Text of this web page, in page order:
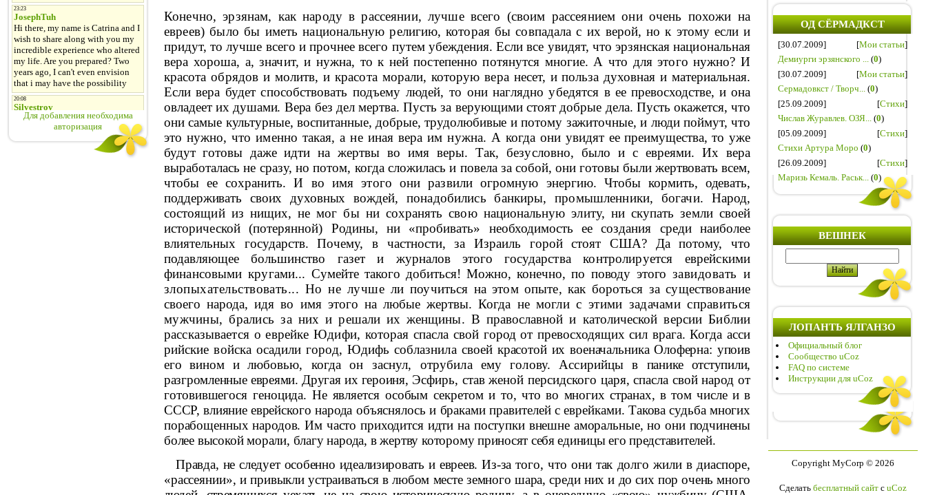
Для добавления необходима
авторизация
Конечно, эрзянам, как народу в рассеянии, лучше всего (своим рассеянием они очень похожи на
евреев) было бы иметь национальную религию, которая бы совпадала с ихверой, но к этому если и
придут, то лучше всего и прочнее всего путем убеждения. Если все увидят, что эрзянскаянациональная
вера хороша, а, значит, и нужна, то к ней по­степенно потянутся многие. А что для этого нужно? И
красота обрядов и молитв, и красота морали, которую вера не­сет, и польза духовная и материальная.
Если вера будетспособствовать подъему людей, то они наглядно убедятся вее превосходстве, и она
овладеет их душами. Вера без дел мертва.Пусть за верующими стоят добрые дела. Пусть ока­жется, что
они самые культурные, воспитанные, добрые, трудолюбивые и потому зажиточные, и люди поймут, что
это нужно, что именно такая, а не иная вера им нужна. А когдаони увидят ее преимущества, то уже
будут готовы даже идти на жертвы во имя веры. Так, безусловно, было и с евреями.Их вера
выработалась не сразу, но потом, когда сложилась и повела за собой, они готовы были жертвовать всем,
чтобы ее сохранить. И во имя этого они развили огромную энергию.Чтобы кормить, одевать,
поддерживать своих духовных вож­дей, понадобились банкиры, промышленники, богачи. На­род,
состоящий из нищих, не мог бы ни сохранять свою на­циональную элиту, ни скупать земли своей
исторической(потерянной) Родины, ни «пробивать» необходимость ее со­здания среди наиболее
влиятельных государств. Почему, в частности, за Израиль горой стоят США? Да потому, что
подавляющее большинство газет и журналов этого государ­ства контролируется еврейскими
финансовыми кругами...Сумейте такого добиться! Можно, конечно, по поводу этого завидовать и
злопыхательствовать... Но не лучше липоучиться на этом опыте, как бороться за существование
своего народа, идя во имя этого на любые жертвы. Когда не могли с этими задачами справиться
мужчины, брались заних и решали их женщины. В православной и католическойверсии Библии
рассказывается о еврейке Юдифи, котораяспасла свой город от превосходящих сил врага. Когда асси­
рийские войска осадили город, Юдифь соблазнила своей красотой их военачальника Олоферна: упоив
его вином и любовью, когда он заснул, отрубила ему голову. Ассирийцы в панике отступили,
разгромленные евреями. Другая их героиня, Эсфирь, став женой персидского царя, спасла свой народ от
готовившегося геноцида. Не является особым секретом и то,что во многих странах, в том числе и в
СССР, влияние еврейс­кого народа объяснялось и браками правителей с еврейками. Такова судьба многих
порабощенных народов. Им часто при­ходится идти на поступки внешне аморальные, но они подчи­нены
более высокой морали, благу народа, в жертву которомуприносят себя единицы его представителей.
Правда, не следует особенно идеализировать и евреев. Из-затого, что они так долго жили в диаспоре,
«рассеянии», и при­выкли устраиваться в любом месте земного шара, среди них и до сих пор очень много
ОД СЁРМАДКСТ
[30.07.2009] [Мои статьи]
Демиурги эрзянского ... (0)
[30.07.2009]
[Мои статьи]
Сермадовкст / Творч... (0)
[25.09.2009]
[Стихи]
Числав Журавлев. ОЗЯ... (0)
[05.09.2009]
[Стихи]
Стихи Артура Моро (0)
[26.09.2009]
[Стихи]
Маризь Кемаль. Раськ... (0)
ВЕШНЕК
ЛОПАНТЬ ЯЛГАНЗО
Официальный блог
Сообщество uCoz
FAQ по системе
Инструкции для uCoz
Copyright MyCorp © 2026
Сделать бесплатный сайтс uCoz